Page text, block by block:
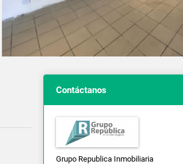
Contáctanos
Grupo Republica Inmobiliaria